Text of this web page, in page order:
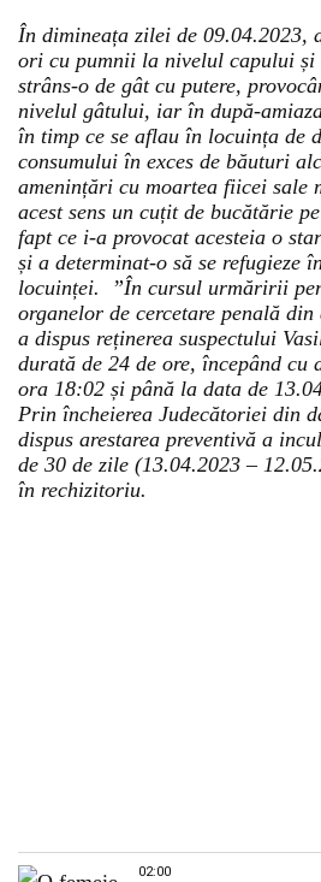
În dimineața zilei de 09.04.2023,
ori cu pumnii la nivelul capului și
strâns-o de gât cu putere,
nivelul gâtului, iar în după-
în timp ce se aflau în locuința de
consumului în exces de băuturi
amenințări cu moartea fiicei sale
acest sens un cuțit de bucătărie
fapt ce i-a provocat acesteia o
și a determinat-o să se refugieze
locuinței. ”În cursul urmăririi
organelor de cercetare penală
a dispus reținerea suspectului
durată de 24 de ore, începând cu
ora 18:02 și până la data de
Prin încheierea Judecătoriei din
dispus arestarea preventivă a
de 30 de zile (13.04.2023 –
în rechizitoriu.
02:00